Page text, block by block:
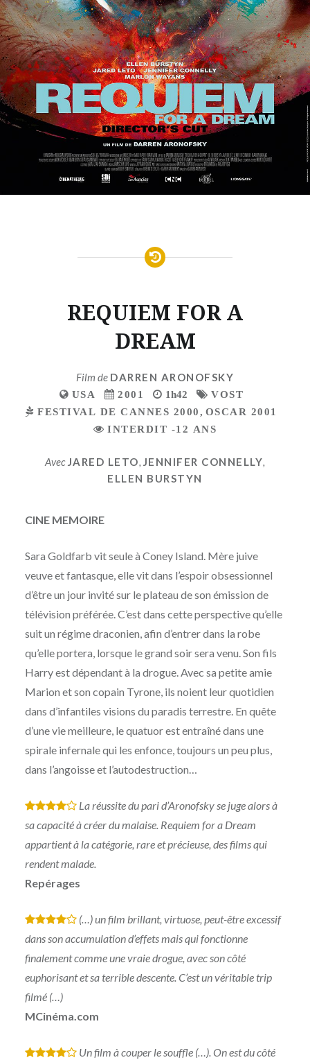
REQUIEM FOR A
DREAM
Film de DARREN ARONOFSKY
USA 2001 1h42
VOST
FESTIVAL DE CANNES 2000 , OSCAR 2001
INTERDIT -12 ANS
AvecJARED LETO, JENNIFER CONNELLY,
ELLEN BURSTYN
CINE MEMOIRE
Sara Goldfarb vit seule à Coney Island. Mère juive
veuve et fantasque, elle vit dans l’espoir obsessionnel
d’être un jour invité sur le plateau de son émission de
télévision préférée. C’est dans cette perspective qu’elle
suit un régime draconien, afin d’entrer dans la robe
qu’elle portera, lorsque le grand soir sera venu. Son fils
Harry est dépendant à la drogue. Avec sa petite amie
Marion et son copain Tyrone, ils noient leur quotidien
dans d’infantiles visions du paradis terrestre. En quête
d’une vie meilleure, le quatuor est entraîné dans une
spirale infernale qui les enfonce, toujours un peu plus,
dans l’angoisse et l’autodestruction…
* * * *
La réussite du pari d’Aronofsky se juge alors à
sa capacité à créer du malaise. Requiem for a Dream
appartient à la catégorie, rare et précieuse, des films qui
rendent malade.
Repérages
* * * *
(…) un film brillant, virtuose, peut-être excessif
dans son accumulation d’effets mais qui fonctionne
finalement comme une vraie drogue, avec son côté
euphorisant et sa terrible descente. C’est un véritable trip
filmé (…)
MCinéma.com
* * * *
Un film à couper le souffle (…). On est du côté